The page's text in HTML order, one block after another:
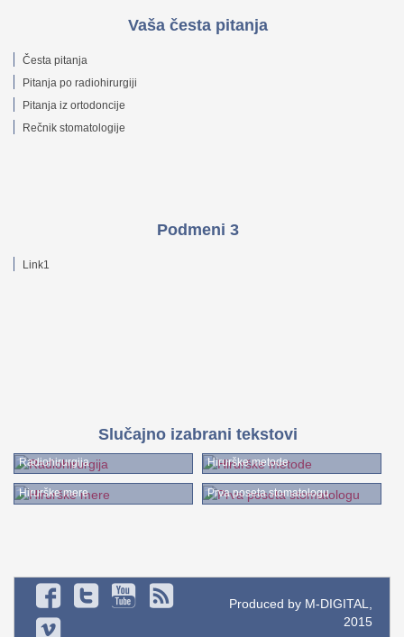
Vaša česta pitanja
Česta pitanja
Pitanja po radiohirurgiji
Pitanja iz ortodoncije
Rečnik stomatologije
Podmeni 3
Link1
Slučajno izabrani tekstovi
Radiohirurgija Hirurške metode
Hirurške mere Prva poseta stomatologu
Produced by M-DIGITAL,
2015